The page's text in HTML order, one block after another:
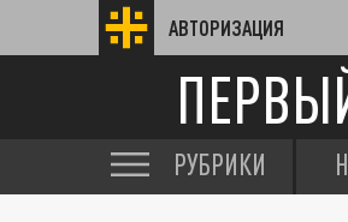
АВТОРИЗАЦИЯ
РУБРИКИ